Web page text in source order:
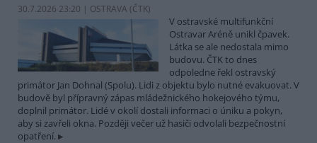
30.7.2026 23:20 | OSTRAVA (ČTK)
V ostravské multifunkční
Ostravar Aréně unikl čpavek.
Látka se ale nedostala mimo
budovu. ČTK to dnes
odpoledne řekl ostravský
primátor Jan Dohnal (Spolu). Lidi z objektu bylo nutné evakuovat. V
budově byl přípravný zápas mládežnického hokejového týmu,
doplnil primátor. Lidé v okolí dostali informaci o úniku a pokyn,
aby si zavřeli okna. Později večer už hasiči odvolali bezpečnostní
opatření.